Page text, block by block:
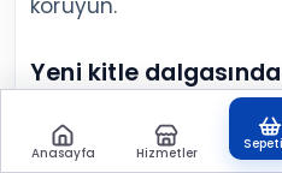
koruyun.
Yeni kitle
Bir Reels keşfe
Anasayfa Hizmetler